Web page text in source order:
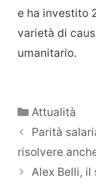
e ha investito
varietà di
umanitario.
Categorie
Attualità
Parità
risolvere
Alex Belli,